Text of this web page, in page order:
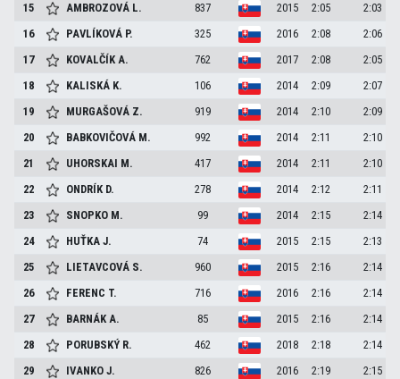
15
AMBROZOVÁ L. 837 2015 2:05
2:03
16
PAVLÍKOVÁ P. 325 2016 2:08
2:06
17
KOVALČÍKA. 762 2017 2:08
2:05
18
KALISKÁ K. 106 2014 2:09
2:07
19
MURGAŠOVÁ Z. 919 2014 2:10
2:09
20
BABKOVIČOVÁ M. 992 2014 2:11
2:10
21
UHORSKAI M. 417 2014 2:11
2:10
22
ONDRÍK D. 278 2014 2:12
2:11
23
SNOPKO M. 99 2014 2:15
2:14
24
HUŤKAJ. 74 2015 2:15
2:13
25
LIETAVCOVÁ S. 960 2015 2:16
2:14
26
FERENC T. 716 2016 2:16
2:14
27
BARNÁKA. 85 2015 2:16
2:14
28
PORUBSKÝ R. 462 2018 2:18
2:14
29
IVANKOJ. 826 2016 2:19
2:15